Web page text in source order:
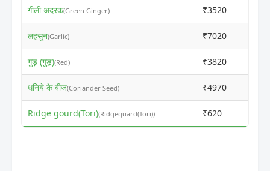
गीली अदरक(Green Ginger) ₹3520
लहसुन(Garlic) ₹7020
गुड़ (गुड़)(Red) ₹3820
धनिये के बीज(Coriander Seed) ₹4970
Ridge gourd(Tori)(Ridgeguard(Tori)) ₹620